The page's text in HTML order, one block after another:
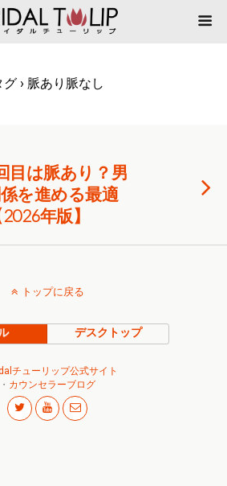
グ › 脈あり脈なし
目は脈あり？男
を進める最適
年版】
トップに戻る
デスクトップ
チューリップ公式サイト
・ カウンセラーブログ